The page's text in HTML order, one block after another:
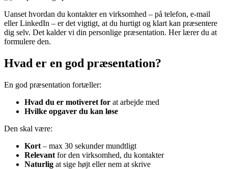
Uanset hvordan du kontakter en virksomhed – på telefon, e-mail
eller LinkedIn – er det vigtigt, at du hurtigt og klart kan præsentere
dig selv. Det kalder vi din personlige præsentation. Her lærer du at
formulere den.
Hvad er en god præsentation?
En god præsentation fortæller:
Hvad du er motiveret for at arbejde med
Hvilke opgaver du kan løse
Den skal være:
Kort – max 30 sekunder mundtligt
Relevant for den virksomhed, du kontakter
Naturlig at sige højt eller nem at skrive